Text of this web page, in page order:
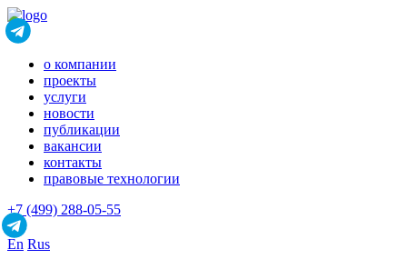
о компании
проекты
услуги
новости
публикации
вакансии
контакты
правовые технологии
+7 (499) 288-05-55
En Rus